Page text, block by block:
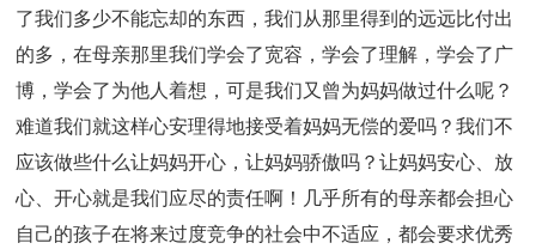
了我们多少不能忘却的东西，我们从那里得到的远远比付出
的多，在母亲那里我们学会了宽容，学会了理解，学会了广
博，学会了为他人着想，可是我们又曾为妈妈做过什么呢？
难道我们就这样心安理得地接受着妈妈无偿的爱吗？我们不
应该做些什么让妈妈开心，让妈妈骄傲吗？让妈妈安心、放
心、开心就是我们应尽的责任啊！几乎所有的母亲都会担心
自己的孩子在将来过度竞争的社会中不适应，都会要求优秀